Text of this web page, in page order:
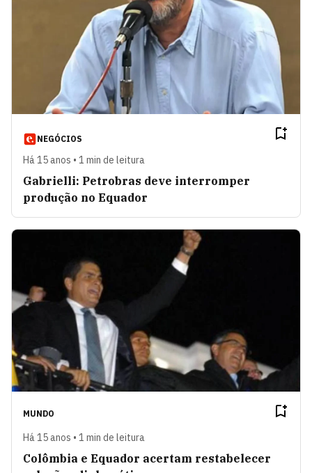
NEGÓCIOS
Há 15 anos • 1 min de leitura
Gabrielli: Petrobras deve interromper
produção no Equador
MUNDO
Há 15 anos • 1 min de leitura
Colômbia e Equador acertam restabelecer